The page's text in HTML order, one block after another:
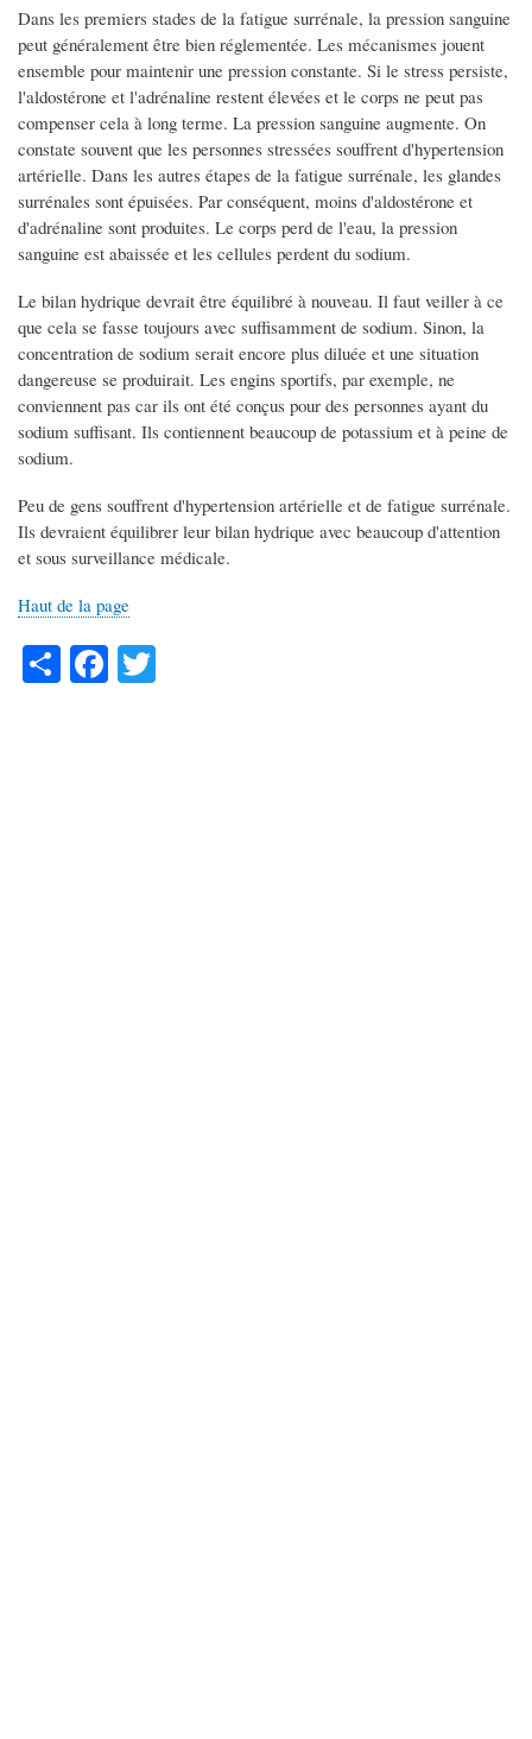
Dans les premiers stades de la fatigue surrénale, la pression sanguine
peut généralement être bien réglementée. Les mécanismes jouent
ensemble pour maintenir une pression constante. Si le stress persiste,
l'aldostérone et l'adrénaline restent élevées et le corps ne peut pas
compenser cela à long terme. La pression sanguine augmente. On
constate souvent que les personnes stressées souffrent d'hypertension
artérielle. Dans les autres étapes de la fatigue surrénale, les glandes
surrénales sont épuisées. Par conséquent, moins d'aldostérone et
d'adrénaline sont produites. Le corps perd de l'eau, la pression
sanguine est abaissée et les cellules perdent du sodium.
Le bilan hydrique devrait être équilibré à nouveau. Il faut veiller à ce
que cela se fasse toujours avec suffisamment de sodium. Sinon, la
concentration de sodium serait encore plus diluée et une situation
dangereuse se produirait. Les engins sportifs, par exemple, ne
conviennent pas car ils ont été conçus pour des personnes ayant du
sodium suffisant. Ils contiennent beaucoup de potassium et à peine de
sodium.
Peu de gens souffrent d'hypertension artérielle et de fatigue surrénale.
Ils devraient équilibrer leur bilan hydrique avec beaucoup d'attention
et sous surveillance médicale.
Haut de la page
S
ha
Fa
ce